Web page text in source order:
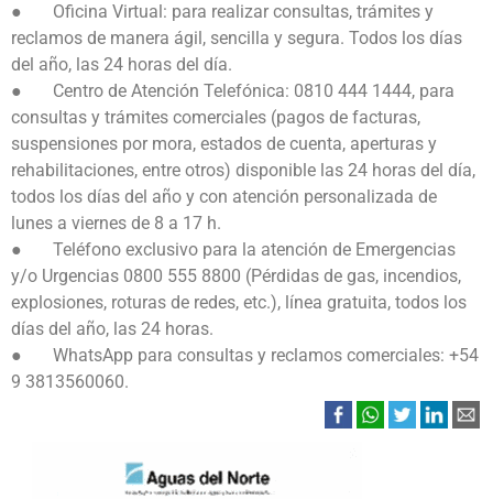
●
Oficina Virtual: para realizar consultas, trámites y
reclamos de manera ágil, sencilla y segura. Todos los días
del año, las 24 horas del día.
●
Centro de Atención Telefónica: 0810 444 1444, para
consultas y trámites comerciales (pagos de facturas,
suspensiones por mora, estados de cuenta, aperturas y
rehabilitaciones, entre otros) disponible las 24 horas del día,
todos los días del año y con atención personalizada de
lunes a viernes de 8 a 17 h.
●
Teléfono exclusivo para la atención de Emergencias
y/o Urgencias 0800 555 8800 (Pérdidas de gas, incendios,
explosiones, roturas de redes, etc.), línea gratuita, todos los
días del año, las 24 horas.
●
WhatsApp para consultas y reclamos comerciales: +54
9 3813560060.